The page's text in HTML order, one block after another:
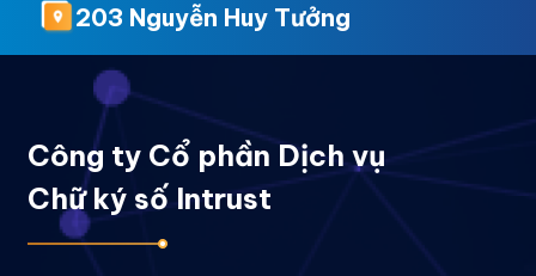
203 Nguyễn Huy Tưởng
Công ty Cổ phần Dịch vụ
Chữ ký số Intrust